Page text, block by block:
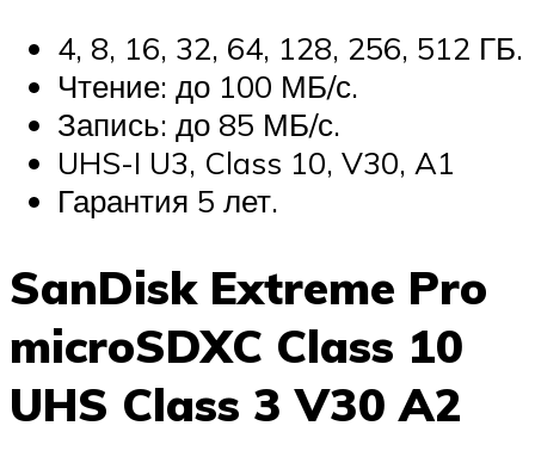
4, 8, 16, 32, 64, 128, 256, 512 ГБ.
Чтение: до 100 МБ/с.
Запись: до 85 МБ/с.
UHS-I U3, Class 10, V30, A1
Гарантия 5 лет.
SanDisk Extreme Pro
microSDXC Class 10
UHS Class 3 V30 A2